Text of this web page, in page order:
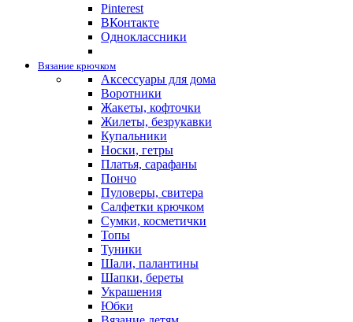
Pinterest
ВКонтакте
Одноклассники
Вязание крючком
Аксессуары для дома
Воротники
Жакеты, кофточки
Жилеты, безрукавки
Купальники
Носки, гетры
Платья, сарафаны
Пончо
Пуловеры, свитера
Салфетки крючком
Сумки, косметички
Топы
Туники
Шали, палантины
Шапки, береты
Украшения
Юбки